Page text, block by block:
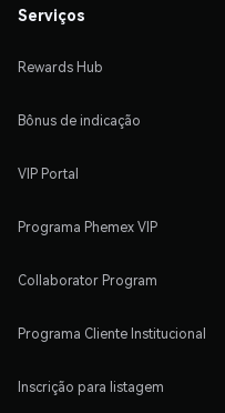
Serviços
Rewards Hub
Bônus de indicação
VIP Portal
Programa Phemex VIP
Collaborator Program
Programa Cliente Institucional
Inscrição para listagem